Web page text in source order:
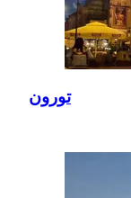
تورون